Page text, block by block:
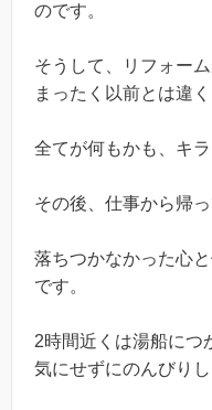
のです。
そうして、リフォー
まったく以前とは違
全てが何もかも、キ
その後、仕事から帰
落ちつかなかった心
です。
2時間近くは湯船につ
気にせずにのんびりし